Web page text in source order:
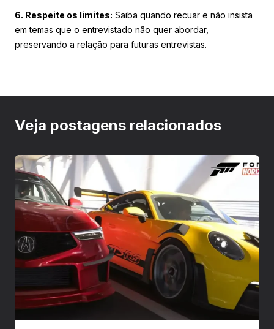
6. Respeite os limites: Saiba quando recuar e não insista
em temas que o entrevistado não quer abordar,
preservando a relação para futuras entrevistas.
Veja postagens relacionados